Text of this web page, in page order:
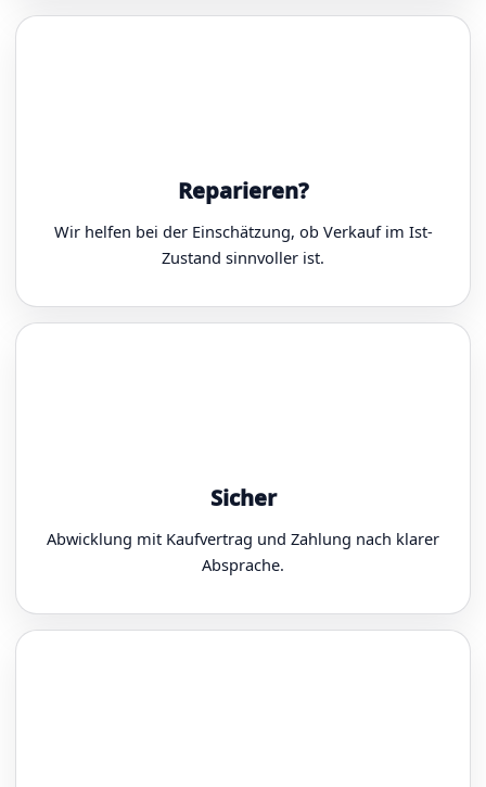
Reparieren?
Wir helfen bei der Einschätzung, ob Verkauf im Ist-
Zustand sinnvoller ist.
Sicher
Abwicklung mit Kaufvertrag und Zahlung nach klarer
Absprache.